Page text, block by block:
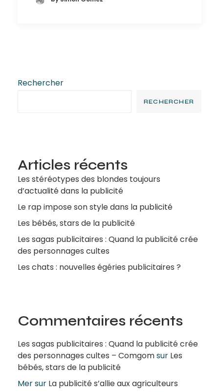
Rechercher
RECHERCHER
Articles récents
Les stéréotypes des blondes toujours
d’actualité dans la publicité
Le rap impose son style dans la publicité
Les bébés, stars de la publicité
Les sagas publicitaires : Quand la publicité crée
des personnages cultes
Les chats : nouvelles égéries publicitaires ?
Commentaires récents
Les sagas publicitaires : Quand la publicité crée
des personnages cultes – Comgomsur Les
bébés, stars de la publicité
Mersur La publicité s’allie aux agriculteurs